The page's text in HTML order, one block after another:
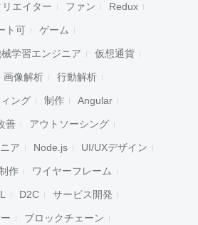
リエイター ファン Redux
ト可 ゲーム
学習エンジニア 仮想通貨
画像解析 行動解析
ング 制作 Angular
善 アウトソーシング
ア Node.js UI/UXデザイン
作 ワイヤーフレーム
D2C サービス開発
ブロックチェーン